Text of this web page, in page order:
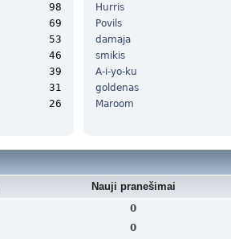
98
69
53
46
39
31
26
Hurris
Povils
damaja
smikis
A-i-yo-ku
goldenas
Maroom
Nauji pranešimai
0
0